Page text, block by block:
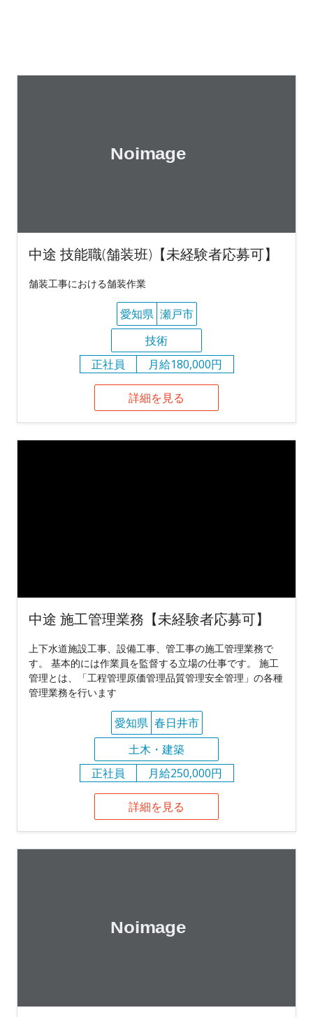
中途 技能職(舗装班)【未経験者応募可】
舗装工事における舗装作業
愛知県 瀬戸市
技術
正社員
月給180,000円
詳細を見る
中途 施工管理業務【未経験者応募可】
上下水道施設工事、設備工事、管工事の施工管理業務で
す。 基本的には作業員を監督する立場の仕事です。 施工
管理とは、「工程管理原価管理品質管理安全管理」の各種
管理業務を行います
愛知県 春日井市
土木・建築
正社員
月給250,000円
詳細を見る